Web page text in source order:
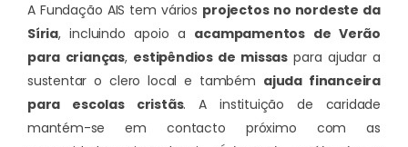
A Fundação AIS tem vários projectos no nordeste da
Síria, incluindo apoio a acampamentos de Verão
para crianças, estipêndios de missas para ajudar a
sustentar o clero local e também ajuda financeira
para escolas cristãs. A instituição de caridade
mantém-se em contacto próximo com as